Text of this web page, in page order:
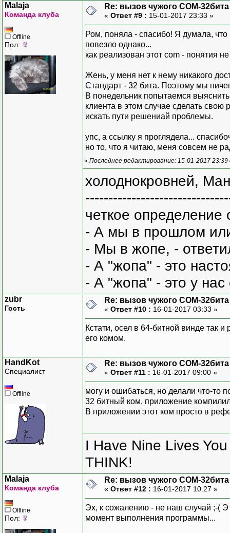
Malaja
Команда клуба
Offline
Пол:
Re: вызов чужого COM-
« Ответ #9 : 15-01-2017 23:33 »
Ром, поняла - спасибо! Я думала,
повезло однако...
как реализован этот com - понятия
Жень, у меня нет к нему никакого
Стандарт - 32 бита. Поэтому мы
В понедельник попытаемся
клиента в этом случае сделать
искать пути решениай проблемы.
упс, а ссылку я проглядела...
но то, что я читаю, меня совсем не
« Последнее редактирование: 15-01-2017
холоднокровней,
четкое
- А мы в прошлом
- Мы в жопе, -
- А "жопа" - это
- А "жопа" - это у
zubr
Гость
Re: вызов чужого COM-
« Ответ #10 : 16-01-2017 03:33 »
Кстати, осел в 64-битной винде так
его комом.
HandKot
Специалист
Offline
Re: вызов чужого COM-
« Ответ #11 : 16-01-2017 09:00 »
могу и ошибаться, но делали что-то
32 битный ком, приложение
В приложении этот ком просто в
I Have Nine Lives
THINK!
Malaja
Команда клуба
Offline
Пол:
Re: вызов чужого COM-
« Ответ #12 : 16-01-2017 10:27 »
Эх, к сожалению - не наш случай ;-(
момент выполнения программы...